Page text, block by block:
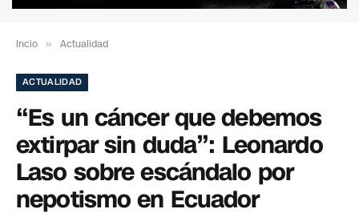
Incio » Actualidad
ACTUALIDAD
“Es un cáncer que debemos
extirpar sin duda”: Leonardo
Laso sobre escándalo por
nepotismo en Ecuador